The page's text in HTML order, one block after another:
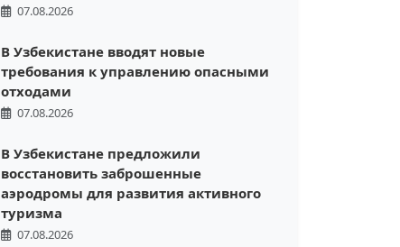
07.08.2026
В Узбекистане вводят новые
требования к управлению опасными
отходами
07.08.2026
В Узбекистане предложили
восстановить заброшенные
аэродромы для развития активного
туризма
07.08.2026